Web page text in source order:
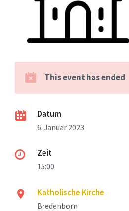
This event has ended
Datum
6. Januar 2023
Zeit
15:00
Katholische Kirche
Bredenborn